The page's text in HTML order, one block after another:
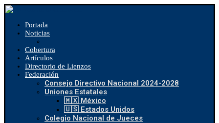
Portada
Noticias
Cobertura
Artículos
Directorio de Lienzos
Federación
Consejo Directivo Nacional 2024-2028
Uniones Estatales
🇲🇽 México
🇺🇸 Estados Unidos
Colegio Nacional de Jueces